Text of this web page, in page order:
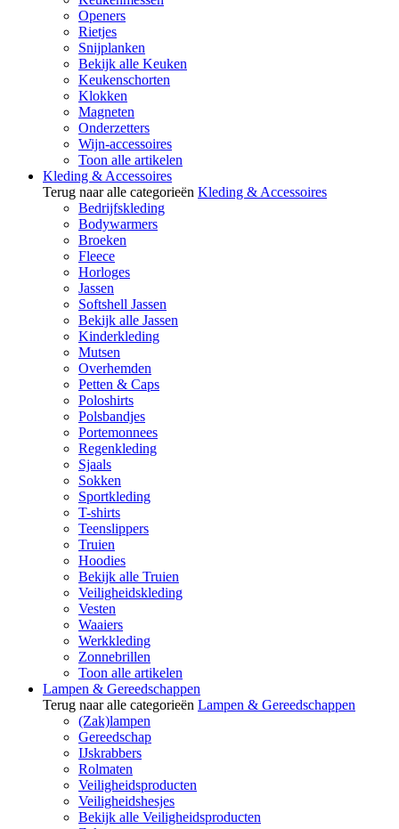
Openers
Rietjes
Snijplanken
Bekijk alle Keuken
Keukenschorten
Klokken
Magneten
Onderzetters
Wijn-accessoires
Toon alle artikelen
Kleding & Accessoires
Terug naar alle categorieën Kleding & Accessoires
Bedrijfskleding
Bodywarmers
Broeken
Fleece
Horloges
Jassen
Softshell Jassen
Bekijk alle Jassen
Kinderkleding
Mutsen
Overhemden
Petten & Caps
Poloshirts
Polsbandjes
Portemonnees
Regenkleding
Sjaals
Sokken
Sportkleding
T-shirts
Teenslippers
Truien
Hoodies
Bekijk alle Truien
Veiligheidskleding
Vesten
Waaiers
Werkkleding
Zonnebrillen
Toon alle artikelen
Lampen & Gereedschappen
Terug naar alle categorieën Lampen & Gereedschappen
(Zak)lampen
Gereedschap
IJskrabbers
Rolmaten
Veiligheidsproducten
Veiligheidshesjes
Bekijk alle Veiligheidsproducten